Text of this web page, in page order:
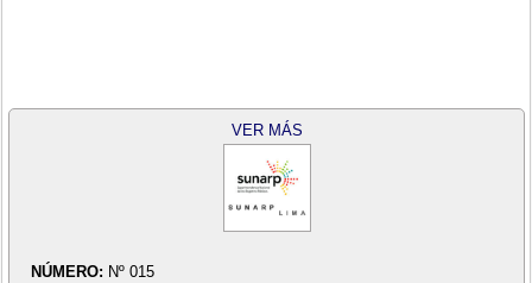
VER MÁS
NÚMERO: Nº 015